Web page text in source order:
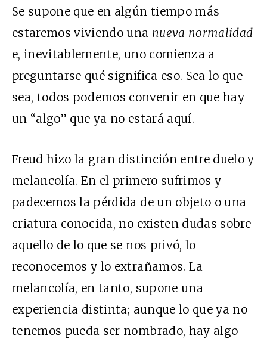
Se supone que en algún tiempo más
estaremos viviendo una nueva normalidad
e, inevitablemente, uno comienza a
preguntarse qué significa eso. Sea lo que
sea, todos podemos convenir en que hay
un “algo” que ya no estará aquí.
Freud hizo la gran distinción entre duelo y
melancolía. En el primero sufrimos y
padecemos la pérdida de un objeto o una
criatura conocida, no existen dudas sobre
aquello de lo que se nos privó, lo
reconocemos y lo extrañamos. La
melancolía, en tanto, supone una
experiencia distinta; aunque lo que ya no
tenemos pueda ser nombrado, hay algo